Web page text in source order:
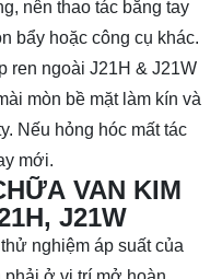
nên thao tác bằng tay
bẩy hoặc công cụ khác.
ren ngoài J21H & J21W
mòn bề mặt làm kín và
Nếu hỏng hóc mất tác
mới.
VAN KIM
J21W
nghiệm áp suất của